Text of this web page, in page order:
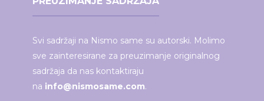
Svi sadržaji na Nismo same su autorski. Molimo
sve zainteresirane za preuzimanje originalnog
sadržaja da nas kontaktiraju
na info@nismosame.com.